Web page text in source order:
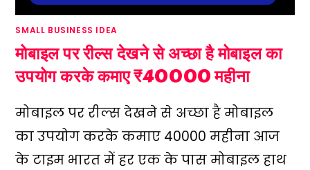
SMALL BUSINESS IDEA
मोबाइल पर रील्स देखने से अच्छा है मोबाइल का
उपयोग करके कमाए ₹40000 महीना
मोबाइल पर रील्स देखने से अच्छा है मोबाइल
का उपयोग करके कमाए ₹40000 महीना आज
के टाइम भारत में हर एक के पास मोबाइल हाथ